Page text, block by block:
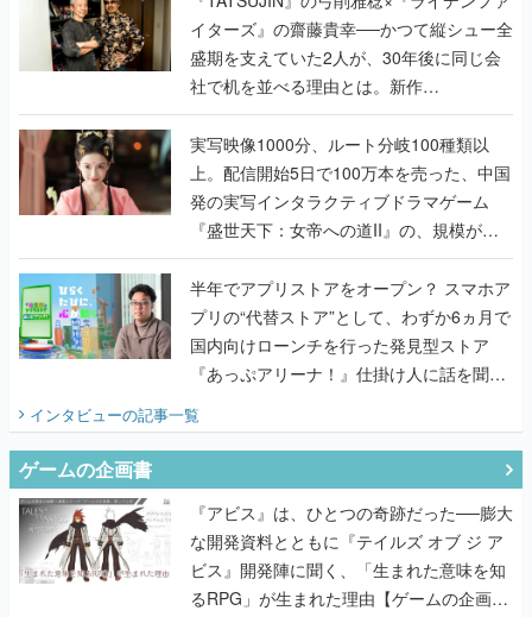
イターズ』の齋藤貴幸──かつて縦シュー全
盛期を支えていた2人が、30年後に同じ会
社で机を並べる理由とは。新作
『TATSUJIN EXTREME』で初タッグを組
んだレジェンド2人に訊く開発秘話
実写映像1000分、ルート分岐100種類以
上。配信開始5日で100万本を売った、中国
発の実写インタラクティブドラマゲーム
『盛世天下：女帝への道II』の、規模が違
うこだわりをプロデューサーに聞いた
半年でアプリストアをオープン？ スマホア
プリの“代替ストア”として、わずか6ヵ月で
国内向けローンチを行った発見型ストア
『あっぷアリーナ！』仕掛け人に話を聞い
インタビューの記事一覧
ゲームの企画書
『アビス』は、ひとつの奇跡だった──膨大
な開発資料とともに『テイルズ オブ ジ ア
ビス』開発陣に聞く、「生まれた意味を知
るRPG」が生まれた理由【ゲームの企画